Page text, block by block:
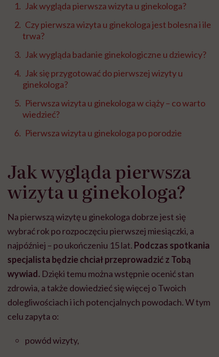
Jak wygląda pierwsza wizyta u ginekologa?
Czy pierwsza wizyta u ginekologa jest bolesna i ile
trwa?
Jak wygląda badanie ginekologiczne u dziewicy?
Jak się przygotować do pierwszej wizyty u
ginekologa?
Pierwsza wizyta u ginekologa w ciąży – co warto
wiedzieć?
Pierwsza wizyta u ginekologa po porodzie
Jak wygląda pierwsza
wizyta u ginekologa?
Na pierwszą wizytę u ginekologa dobrze jest się
wybrać rok po rozpoczęciu pierwszej miesiączki, a
najpóźniej – po ukończeniu 15 lat. Podczas spotkania
specjalista będzie chciał przeprowadzić z Tobą
wywiad. Dzięki temu można wstępnie ocenić stan
zdrowia, a także dowiedzieć się więcej o Twoich
dolegliwościach i ich potencjalnych powodach. W tym
celu zapyta o:
powód wizyty,